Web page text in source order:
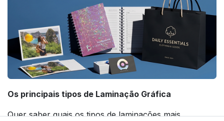
Os principais tipos de Laminação Gráfica
Quer saber quais os tipos de laminações mais